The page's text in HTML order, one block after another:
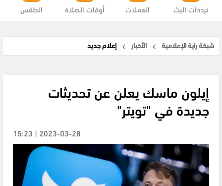
الطقس أوقات الصلاة العملات ترددات البث
شبكة راية الإعلامية الأخبار إعلام جديد
إيلون ماسك يعلن عن تحديثات
جديدة في "تويتر"
2023-03-28 | 15:23